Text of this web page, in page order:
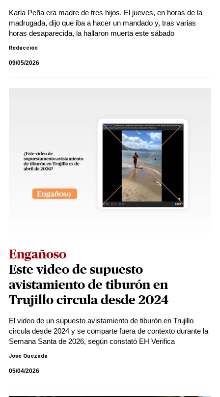
Karla Peña era madre de tres hijos. El jueves, en horas de la
madrugada, dijo que iba a hacer un mandado y, tras varias
horas desaparecida, la hallaron muerta este sábado
Redacción
09/05/2026
Engañoso
Este video de supuesto
avistamiento de tiburón en
Trujillo circula desde 2024
El video de un supuesto avistamiento de tiburón en Trujillo
circula desde 2024 y se comparte fuera de contexto durante la
Semana Santa de 2026, según constató EH Verifica
José Quezada
05/04/2026